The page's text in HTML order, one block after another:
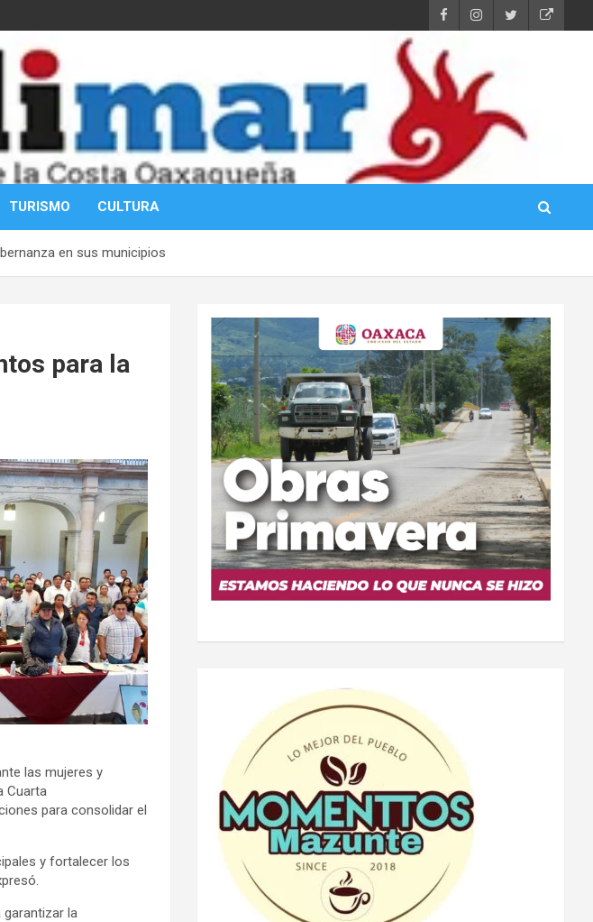
TURISMO CULTURA
en sus municipios
para la
las mujeres y
Cuarta
para consolidar el
y fortalecer los
garantizar la